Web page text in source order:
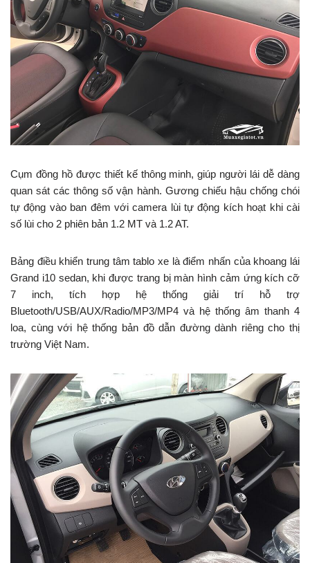
Cụm đồng hồ được thiết kế thông minh, giúp người lái dễ dàng
quan sát các thông số vận hành. Gương chiếu hậu chống chói
tự động vào ban đêm với camera lùi tự động kích hoạt khi cài
số lùi cho 2 phiên bản 1.2 MT và 1.2 AT.
Bảng điều khiển trung tâm tablo xe là điểm nhấn của khoang lái
Grand i10 sedan, khi được trang bị màn hình cảm ứng kích cỡ
7 inch, tích hợp hệ thống giải trí hỗ trợ
Bluetooth/USB/AUX/Radio/MP3/MP4 và hệ thống âm thanh 4
loa, cùng với hệ thống bản đồ dẫn đường dành riêng cho thị
trường Việt Nam.